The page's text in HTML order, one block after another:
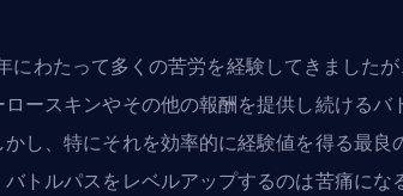
わたって多くの苦労を経験してきましたが
ロースキンやその他の報酬を提供し続けるバ
し、特にそれを効率的に経験値を得る最良
トルパスをレベルアップするのは苦痛にな